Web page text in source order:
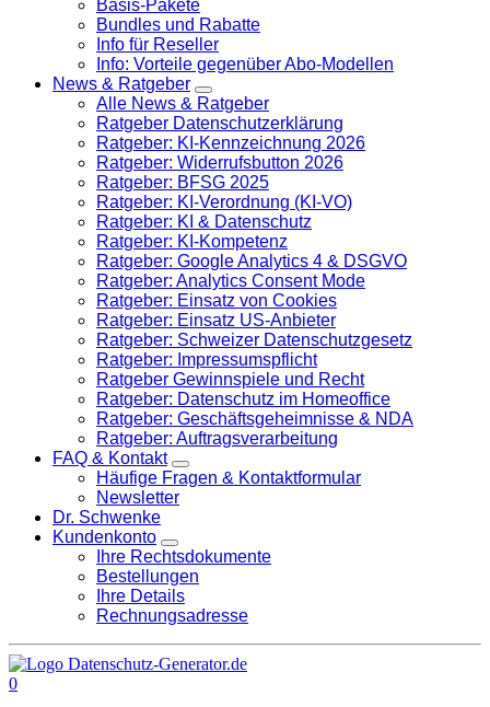
Basis-Pakete
Bundles und Rabatte
Info für Reseller
Info: Vorteile gegenüber Abo-Modellen
News & Ratgeber
Alle News & Ratgeber
Ratgeber Datenschutzerklärung
Ratgeber: KI-Kennzeichnung 2026
Ratgeber: Widerrufsbutton 2026
Ratgeber: BFSG 2025
Ratgeber: KI-Verordnung (KI-VO)
Ratgeber: KI & Datenschutz
Ratgeber: KI-Kompetenz
Ratgeber: Google Analytics 4 & DSGVO
Ratgeber: Analytics Consent Mode
Ratgeber: Einsatz von Cookies
Ratgeber: Einsatz US-Anbieter
Ratgeber: Schweizer Datenschutzgesetz
Ratgeber: Impressumspflicht
Ratgeber Gewinnspiele und Recht
Ratgeber: Datenschutz im Homeoffice
Ratgeber: Geschäftsgeheimnisse & NDA
Ratgeber: Auftragsverarbeitung
FAQ & Kontakt
Häufige Fragen & Kontaktformular
Newsletter
Dr. Schwenke
Kundenkonto
Ihre Rechtsdokumente
Bestellungen
Ihre Details
Rechnungsadresse
0